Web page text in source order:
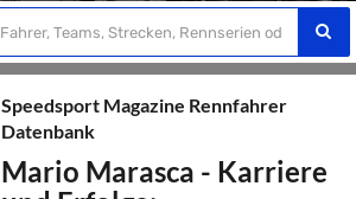
Speedsport Magazine Rennfahrer
Datenbank
Mario Marasca - Karriere